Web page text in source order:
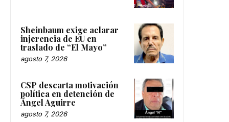
Sheinbaum exige aclarar
injerencia de EU en
traslado de “El Mayo”
agosto 7, 2026
CSP descarta motivación
política en detención de
Ángel Aguirre
agosto 7, 2026